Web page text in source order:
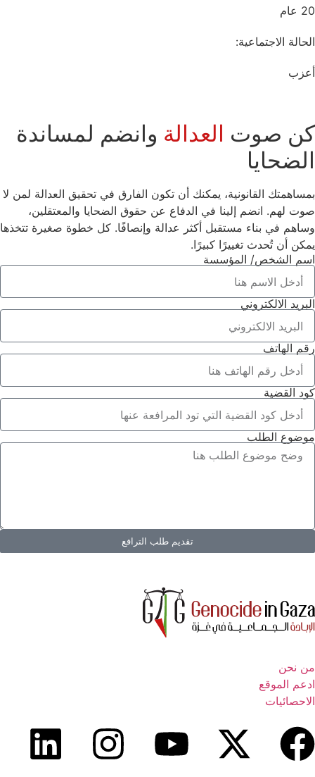
20 عام
الحالة الاجتماعية:
أعزب
كن صوت العدالة وانضم لمساندة
الضحايا
بمساهمتك القانونية، يمكنك أن تكون الفارق في تحقيق العدالة لمن لا
صوت لهم. انضم إلينا في الدفاع عن حقوق الضحايا والمعتقلين،
وساهم في بناء مستقبل أكثر عدالة وإنصافًا. كل خطوة صغيرة تتخذها
يمكن أن تُحدث تغييرًا كبيرًا.
اسم الشخص/ المؤسسة
البريد الالكتروني
رقم الهاتف
كود القضية
موضوع الطلب
تقديم طلب الترافع
من نحن
ادعم الموقع
الاحصائيات